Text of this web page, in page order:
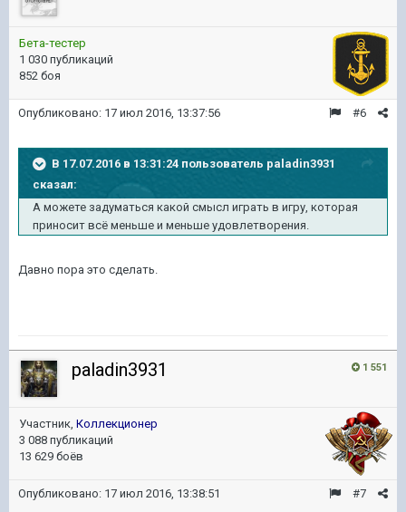
Бета-тестер
1 030 публикаций
852 боя
#6
Опубликовано: 17 июл 2016, 13:37:56
В 17.07.2016 в 13:31:24 пользователь paladin3931
сказал:
А можете задуматься какой смысл играть в игру, которая
приносит всё меньше и меньше удовлетворения.
Давно пора это сделать.
1 551
paladin3931
Участник, Коллекционер
3 088 публикаций
13 629 боёв
#7
Опубликовано: 17 июл 2016, 13:38:51